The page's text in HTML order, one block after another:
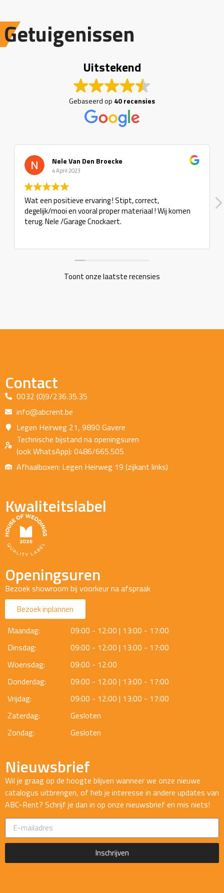
Getuigenissen
Uitstekend
Gebaseerd op 40 recensies
Nele Van Den Broecke
4 April 2023
Wat een positieve ervaring ! Stipt, correct,
degelijk/mooi en vooral proper materiaal ! Wij komen
terug. Nele /Garage Cnockaert.
Toont onze laatste recensies
Contact
0032 (0)9/236.35.35
info@abcrent.be
Legen Heirweg 21, 9890 Gavere
Technische bijstand na openingsuren
(ook WhatsApp): 0486/665.505
Afhaalboxen: Legen Heirweg 19 (zijkant links)
Kwaliteitslabel
Openingsuren
Bezoek showroom bij voorkeur na afspraak
Bezoek inplannen
Maandag:
09:00 - 12:00 | 13:00 - 17:00
Dinsdag:
09:00 - 12:00 | 13:00 - 17:00
Woensdag:
09:00 - 12:00
Donderdag:
09:00 - 12:00 | 13:00 - 17:00
Vrijdag:
09:00 - 12:00 | 13:00 - 17:00
Zaterdag:
Gesloten
Zondag:
Gesloten
Nieuwsbrief
Wil je graag op de hoogte blijven wanneer we onze nieuwe
catalogus uitbrengen, of heb je interesse in andere updates van
ABC-Rent? Schrijf je dan in op onze nieuwsbrief en mis niets!
Inschrijven